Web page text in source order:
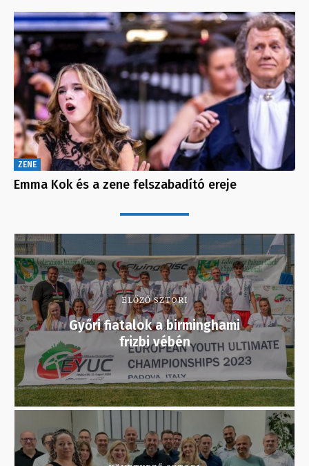
ZENE
Emma Kok és a zene felszabadító ereje
ELŐZŐ SZTORI
Győri fiatalok a birminghami
frizbi vébén